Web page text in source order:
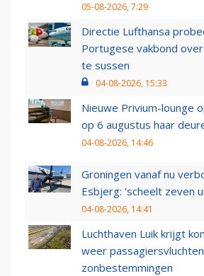
05-08-2026, 7:29
Directie Lufthansa
Portugese vakbond
te sussen
04-08-2026, 15:33
Nieuwe Privium-lounge
op 6 augustus haar
04-08-2026, 14:46
Groningen vanaf nu
Esbjerg: 'scheelt zeven
04-08-2026, 14:41
Luchthaven Luik krijgt
weer
zonbestemmingen